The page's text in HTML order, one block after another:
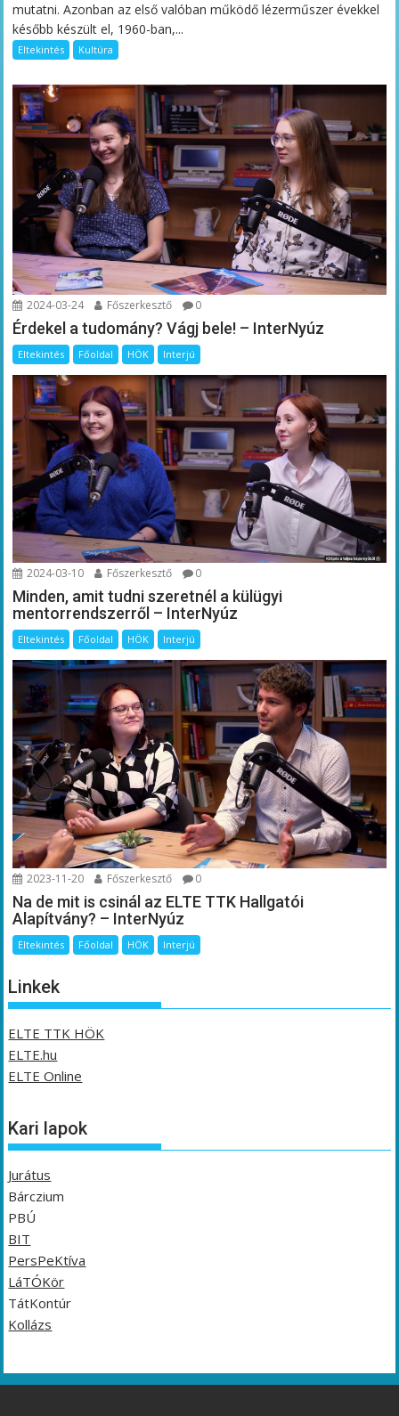
mutatni. Azonban az első valóban működő lézerműszer évekkel
később készült el, 1960-ban,...
Eltekintés Kultúra
2024-03-24 Főszerkesztő 0
Érdekel a tudomány? Vágj bele! – InterNyúz
Eltekintés Főoldal HÖK Interjú
2024-03-10 Főszerkesztő 0
Minden, amit tudni szeretnél a külügyi
mentorrendszerről – InterNyúz
Eltekintés Főoldal HÖK Interjú
2023-11-20 Főszerkesztő 0
Na de mit is csinál az ELTE TTK Hallgatói
Alapítvány? – InterNyúz
Eltekintés Főoldal HÖK Interjú
Linkek
ELTE TTK HÖK
ELTE.hu
ELTE Online
Kari lapok
Jurátus
Bárczium
PBÚ
BIT
PersPeKtíva
LáTÓKör
TátKontúr
Kollázs